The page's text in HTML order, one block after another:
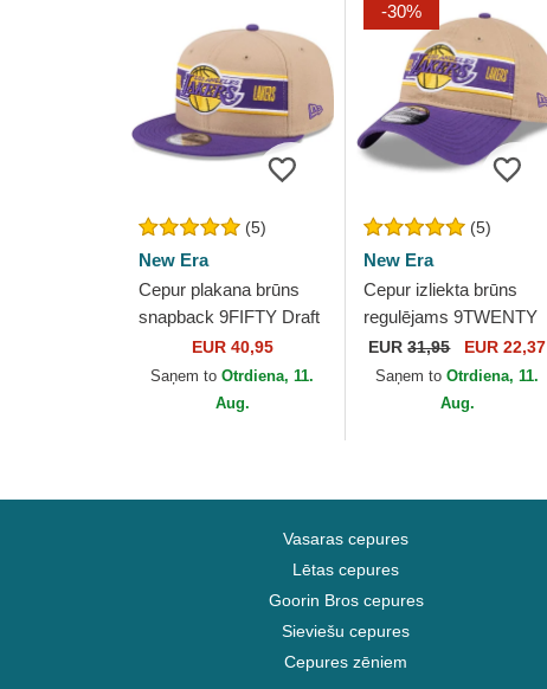
(5)
New Era
Cepur plakana brūns
snapback 9FIFTY Draft
2024 no Los Angeles
Lakers NBA no New
EUR 40,95
Saņem toOtrdiena, 11.
Aug.
-30%
(5)
New Era
Cepur izliekta brūns
regulējams 9TWENTY
Draft 2024 no Los
Angeles Lakers NBA no
EUR31,95 EUR 22,37
Saņem toOtrdiena, 11.
Aug.
Vasaras cepures
Lētas cepures
Goorin Bros cepures
Sieviešu cepures
Cepures zēniem